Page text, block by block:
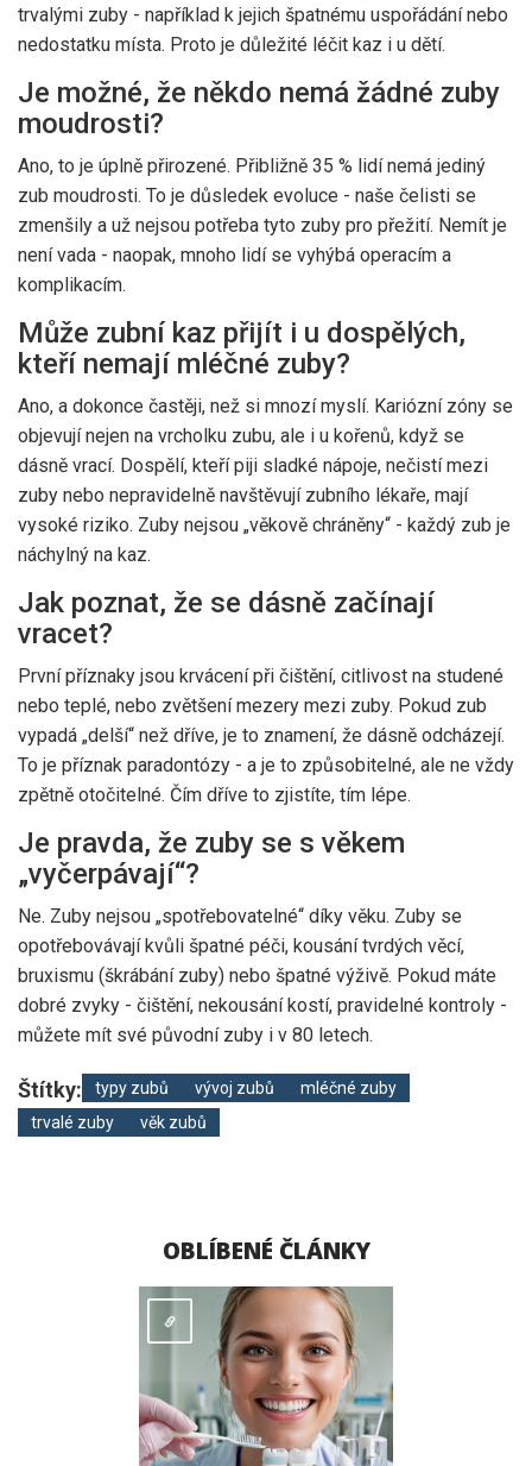
trvalými zuby - například k jejich špatnému uspořádání nebo
nedostatku místa. Proto je důležité léčit kaz i u dětí.
Je možné, že někdo nemá žádné zuby
moudrosti?
Ano, to je úplně přirozené. Přibližně 35 % lidí nemá jediný
zub moudrosti. To je důsledek evoluce - naše čelisti se
zmenšily a už nejsou potřeba tyto zuby pro přežití. Nemít je
není vada - naopak, mnoho lidí se vyhýbá operacím a
komplikacím.
Může zubní kaz přijít i u dospělých,
kteří nemají mléčné zuby?
Ano, a dokonce častěji, než si mnozí myslí. Kariózní zóny se
objevují nejen na vrcholku zubu, ale i u kořenů, když se
dásně vrací. Dospělí, kteří piji sladké nápoje, nečistí mezi
zuby nebo nepravidelně navštěvují zubního lékaře, mají
vysoké riziko. Zuby nejsou „věkově chráněny“ - každý zub je
náchylný na kaz.
Jak poznat, že se dásně začínají
vracet?
První příznaky jsou krvácení při čištění, citlivost na studené
nebo teplé, nebo zvětšení mezery mezi zuby. Pokud zub
vypadá „delší“ než dříve, je to znamení, že dásně odcházejí.
To je příznak paradontózy - a je to způsobitelné, ale ne vždy
zpětně otočitelné. Čím dříve to zjistíte, tím lépe.
Je pravda, že zuby se s věkem
„vyčerpávají“?
Ne. Zuby nejsou „spotřebovatelné“ díky věku. Zuby se
opotřebovávají kvůli špatné péči, kousání tvrdých věcí,
bruxismu (škrábání zuby) nebo špatné výživě. Pokud máte
dobré zvyky - čištění, nekousání kostí, pravidelné kontroly -
můžete mít své původní zuby i v 80 letech.
Štítky: typy zubů vývoj zubů
mléčné zuby
trvalé zuby
věk zubů
OBLÍBENÉ ČLÁNKY